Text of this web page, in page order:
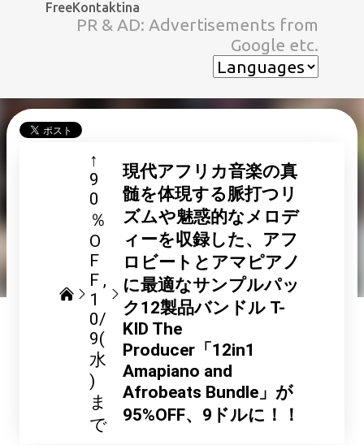
スキップしてメイン コンテンツに移動
FreeKontaktina
PR & AD: Advertisements from
Google etc.
↑
9
0
％
O
F
F
1
0/
9(
水
)
ま
で
現代アフリカ音楽の真
髄を体現する脈打つリ
ズムや魅惑的なメロデ
ィーを収録した、アフ
ロビートとアマピアノ
に最適なサンプルパッ
ク12製品バンドル T-
KID The
Producer「12in1
Amapiano and
Afrobeats Bundle」が
95%OFF、9ドルに！！